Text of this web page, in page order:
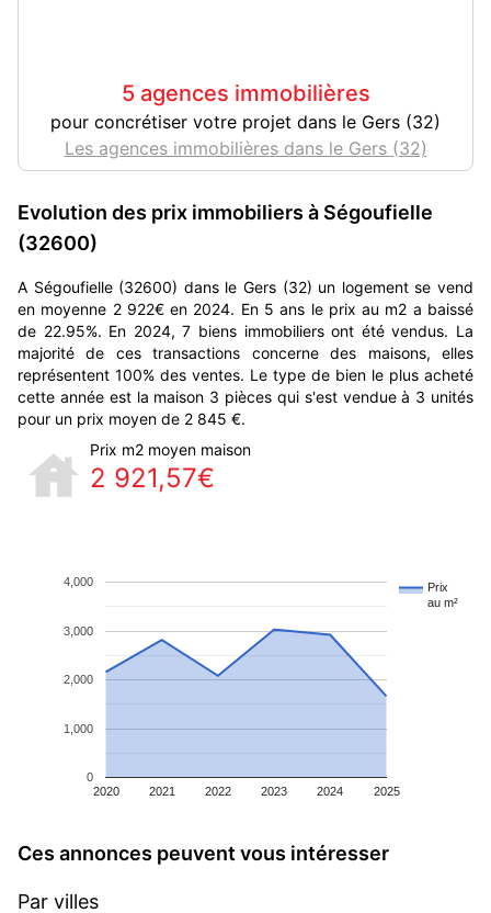
5 agences immobilières
pour concrétiser votre projet dans le Gers (32)
Les agences immobilières dans le Gers (32)
Evolution des prix immobiliers à Ségoufielle
(32600)
A Ségoufielle (32600) dans le Gers (32) un logement se vend
en moyenne 2 922€ en 2024. En 5 ans le prix au m2 a baissé
de 22.95%. En 2024, 7 biens immobiliers ont été vendus. La
majorité de ces transactions concerne des maisons, elles
représentent 100% des ventes. Le type de bien le plus acheté
cette année est la maison 3 pièces qui s'est vendue à 3 unités
pour un prix moyen de 2 845 €.
Prix m2 moyen maison
2 921,57€
Prix
au m²
2020 2021 2022 2023 2024 2025
0
1,000
2,000
3,000
4,000
Ces annonces peuvent vous intéresser
Par villes